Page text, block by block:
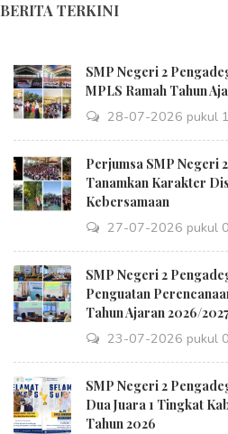
BERITA TERKINI
SMP Negeri 2
MPLS Ramah Tahun
28-07-2026 pukul
Perjumsa SMP Negeri
Tanamkan Karakter
Kebersamaan
27-07-2026 pukul
SMP Negeri 2
Penguatan
Tahun Ajaran 2026/
23-07-2026 pukul
SMP Negeri 2
Dua Juara 1 Tingkat
Tahun 2026